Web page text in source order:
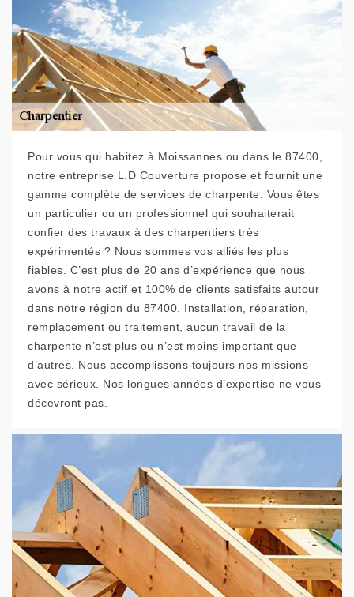
Pour vous qui habitez à Moissannes ou dans le 87400,
notre entreprise L.D Couverture propose et fournit une
gamme complète de services de charpente. Vous êtes
un particulier ou un professionnel qui souhaiterait
confier des travaux à des charpentiers très
expérimentés ? Nous sommes vos alliés les plus
fiables. C’est plus de 20 ans d’expérience que nous
avons à notre actif et 100% de clients satisfaits autour
dans notre région du 87400. Installation, réparation,
remplacement ou traitement, aucun travail de la
charpente n’est plus ou n’est moins important que
d’autres. Nous accomplissons toujours nos missions
avec sérieux. Nos longues années d’expertise ne vous
décevront pas.